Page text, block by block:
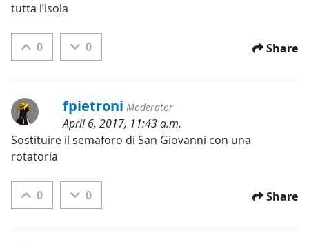
tutta l’isola
0 0 Share
fpietroni Moderator
April 6, 2017, 11:43 a.m.
Categories:
Sostituire il semaforo di San Giovanni con una
rotatoria
0 0 Share